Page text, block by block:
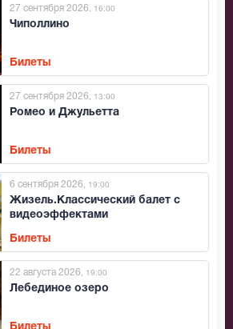
Чиполлино
27 сентября 2026 , 16:00
Билеты
Ромео и Джульетта
27 сентября 2026 , 13:00
Билеты
Жизель.Классический балет с
видеоэффектами
6 сентября 2026 , 19:00
Билеты
Лебединое озеро
22 августа 2026 , 19:00
Билеты